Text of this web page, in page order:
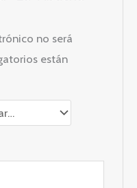
no será
están